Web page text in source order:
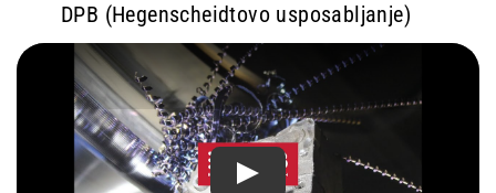
DPB (Hegenscheidtovo usposabljanje)